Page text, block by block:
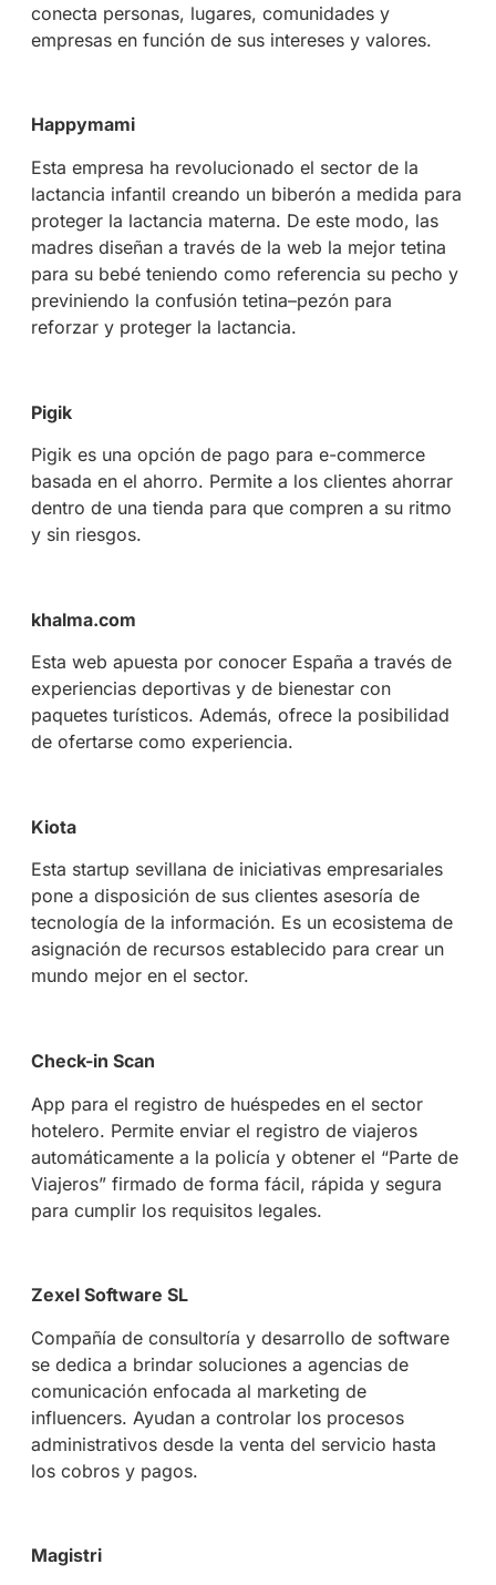
conecta personas, lugares, comunidades y
empresas en función de sus intereses y valores.
Happymami
Esta empresa ha revolucionado el sector de la
lactancia infantil creando un biberón a medida para
proteger la lactancia materna. De este modo, las
madres diseñan a través de la web la mejor tetina
para su bebé teniendo como referencia su pecho y
previniendo la confusión tetina–pezón para
reforzar y proteger la lactancia.
Pigik
Pigik es una opción de pago para e-commerce
basada en el ahorro. Permite a los clientes ahorrar
dentro de una tienda para que compren a su ritmo
y sin riesgos.
khalma.com
Esta web apuesta por conocer España a través de
experiencias deportivas y de bienestar con
paquetes turísticos. Además, ofrece la posibilidad
de ofertarse como experiencia.
Kiota
Esta startup sevillana de iniciativas empresariales
pone a disposición de sus clientes asesoría de
tecnología de la información. Es un ecosistema de
asignación de recursos establecido para crear un
mundo mejor en el sector.
Check-in Scan
App para el registro de huéspedes en el sector
hotelero. Permite enviar el registro de viajeros
automáticamente a la policía y obtener el “Parte de
Viajeros” firmado de forma fácil, rápida y segura
para cumplir los requisitos legales.
Zexel Software SL
Compañía de consultoría y desarrollo de software
se dedica a brindar soluciones a agencias de
comunicación enfocada al marketing de
influencers. Ayudan a controlar los procesos
administrativos desde la venta del servicio hasta
los cobros y pagos.
Magistri